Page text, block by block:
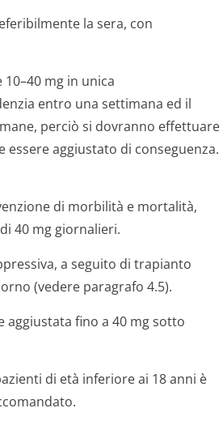
la sera, con
mg in unica
entro una settimana ed il
perciò si dovranno effettuare
aggiustato di conseguenza.
di morbilità e mortalità,
40 mg giornalieri.
a seguito di trapianto
(vedere paragrafo 4.5).
aggiustata fino a 40 mg sotto
di età inferiore ai 18 anni è